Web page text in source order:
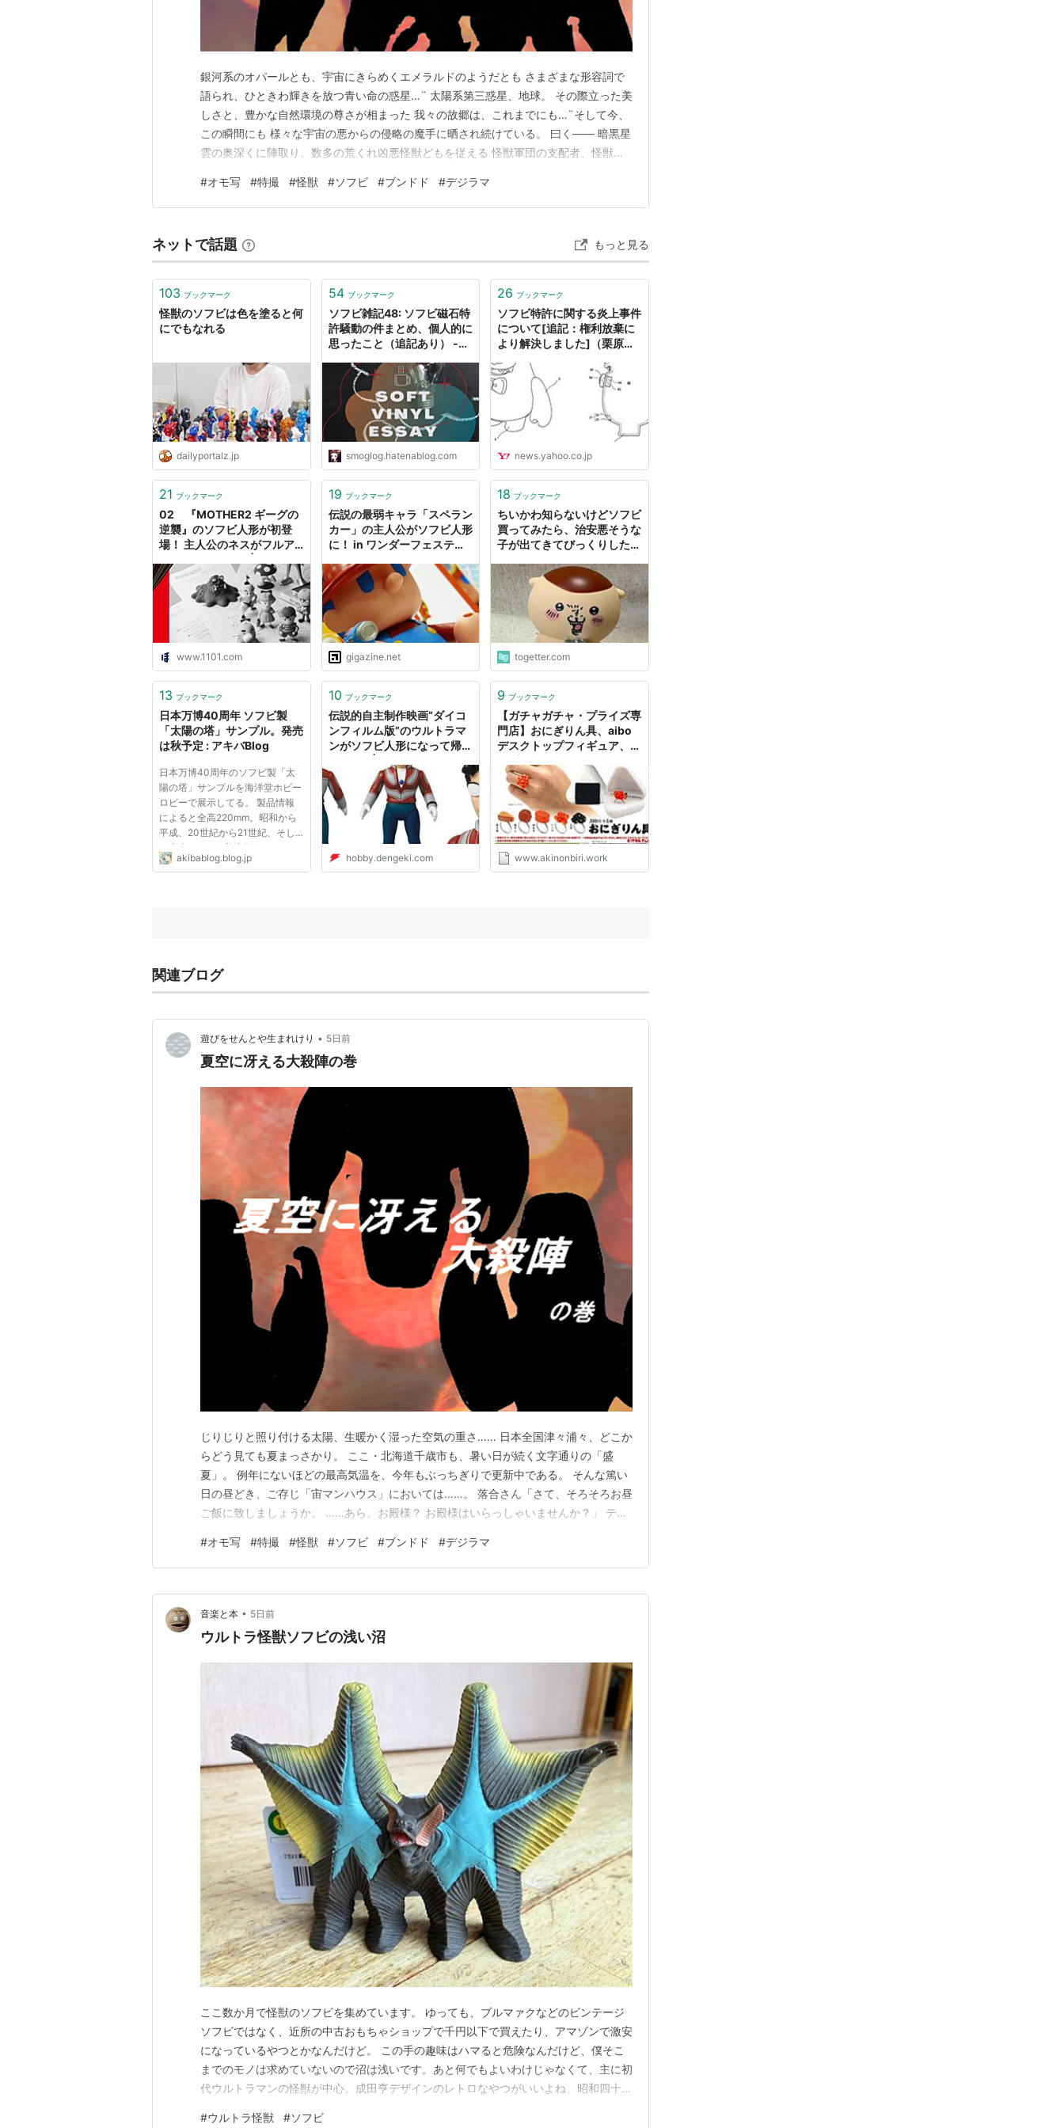
銀河系のオパールとも、宇宙にきらめくエメラルドのようだとも さまざまな形容詞で
語られ、ひときわ輝きを放つ青い命の惑星…¨ 太陽系第三惑星、地球。 その際立った美
しさと、豊かな自然環境の尊さが相まった 我々の故郷は、これまでにも…¨そして今、
この瞬間にも 様々な宇宙の悪からの侵略の魔手に晒され続けている。 曰く―― 暗黒星
雲の奥深くに陣取り、数多の荒くれ凶悪怪獣どもを従える 怪獣軍団の支配者、怪獣魔
の化身、四次元空間に巣食う異次元人・ヤプール。 そして、ここに更なるひとり。 土
星の第二衛星・エンケラドゥスの白く凍て…
#オモ写 #特撮 #怪獣 #ソフビ #ブンドド #デジラマ
ネットで話題 もっと見る
103 ブックマーク
怪獣のソフビは色を塗ると何
にでもなれる
dailyportalz.jp
54 ブックマーク
ソフビ雑記48: ソフビ磁石特
許騒動の件まとめ、個人的に
思ったこと（追記あり） -
smoglog.hatenablog.com
26 ブックマーク
ソフビ特許に関する炎上事件
について[追記：権利放棄に
より解決しました]（栗原
Yahoo!ニュース
news.yahoo.co.jp
21 ブックマーク
02 『MOTHER2 ギーグの
逆襲』のソフビ人形が初登
場！ 主人公のネスがフルア
『MOTHER2』のひみつ。 |
ほぼ日
www.1101.com
19 ブックマーク
伝説の最弱キャラ「スペラン
カー」の主人公がソフビ人形
に！ in ワンダーフェスティ
gigazine.net
18 ブックマーク
ちいかわ知らないけどソフビ
買ってみたら、治安悪そうな
子が出てきてびっくりした
は怖くない」
togetter.com
13 ブックマーク
日本万博40周年 ソフビ製
「太陽の塔」サンプル。発売
は秋予定 : アキバBlog
日本万博40周年のソフビ製「太
陽の塔」サンプルを海洋堂ホビー
ロビーで展示してる。 製品情報
によると全高220mm。昭和から
平成、20世紀から21世紀、そし
て未来へと…。普遍的なものとし
て「海洋堂」より今秋、発売決
akibablog.blog.jp
10 ブックマーク
伝説的自主制作映画“ダイコ
ンフィルム版”のウルトラマ
ンがソフビ人形になって帰っ
hobby.dengeki.com
9 ブックマーク
【ガチャガチャ・プライズ専
門店】おにぎりん具、aibo
デスクトップフィギュア、エ
の予約アイテムをチェック♪
- あきののんびりブログ
www.akinonbiri.work
関連ブログ
遊びをせんとや生まれけり • 5日前
夏空に冴える大殺陣の巻
じりじりと照り付ける太陽、生暖かく湿った空気の重さ…… 日本全国津々浦々、どこか
らどう見ても夏まっさかり。 ここ・北海道千歳市も、暑い日が続く文字通りの「盛
夏」。 例年にないほどの最高気温を、今年もぶっちぎりで更新中である。 そんな篤い
日の昼どき、ご存じ「宙マンハウス」においては……。 落合さん「さて、そろそろお昼
ご飯に致しましょうか。 ……あら、お殿様？ お殿様はいらっしゃいませんか？」 テレ
【電子特典付き】 (講談社 Ｍｏｏｋ（テレビマガジン）) 講談社 Amazon ランキング参
加中ブンドド ランキング参加中ウ…
#オモ写 #特撮 #怪獣 #ソフビ #ブンドド #デジラマ
音楽と本 • 5日前
ウルトラ怪獣ソフビの浅い沼
ここ数か月で怪獣のソフビを集めています。 ゆっても、ブルマァクなどのビンテージ
ソフビではなく、近所の中古おもちゃショップで千円以下で買えたり、アマゾンで激安
になっているやつとかなんだけど。 この手の趣味はハマると危険なんだけど、僕そこ
までのモノは求めていないので沼は浅いです。あと何でもよいわけじゃなくて、主に初
代ウルトラマンの怪獣が中心。成田亨デザインのレトロなやつがいいよね、昭和四十年
#ウルトラ怪獣 #ソフビ